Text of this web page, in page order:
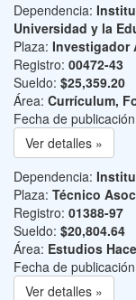
Dependencia:
Universidad y la
Plaza: Investigador
Registro: 00472-43
Sueldo: $25,359.20
Área: Currículum,
Fecha de
Ver detalles »
Dependencia:
Plaza: Técnico
Registro: 01388-97
Sueldo: $20,804.64
Área: Estudios
Fecha de
Ver detalles »